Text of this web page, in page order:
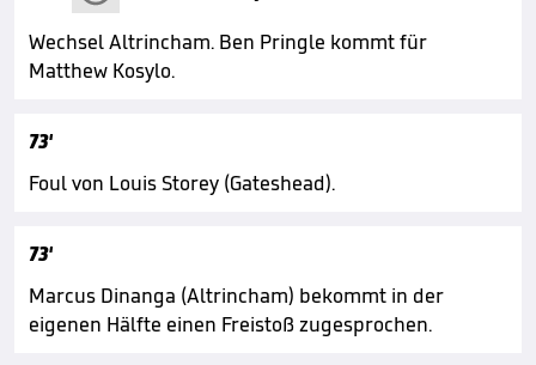
Wechsel Altrincham. Ben Pringle kommt für
Matthew Kosylo.
73'
Foul von Louis Storey (Gateshead).
73'
Marcus Dinanga (Altrincham) bekommt in der
eigenen Hälfte einen Freistoß zugesprochen.